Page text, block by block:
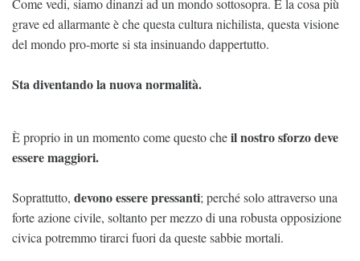
Come vedi, siamo dinanzi ad un mondo sottosopra. E la cosa più
grave ed allarmante è che questa cultura nichilista, questa visione
del mondo pro-morte si sta insinuando dappertutto.
Sta diventando la nuova normalità.
È proprio in un momento come questo cheil nostro sforzo deve
essere maggiori.
Soprattutto, devono essere pressanti; perché solo attraverso una
forte azione civile, soltanto per mezzo di una robusta opposizione
civica potremmo tirarci fuori da queste sabbie mortali.